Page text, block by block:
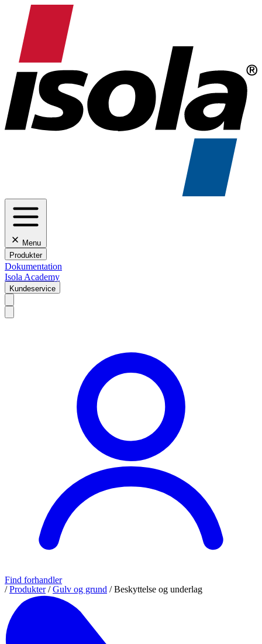
Menu
Produkter
Dokumentation
Isola Academy
Kundeservice
Find forhandler
/ Produkter / Gulv og grund / Beskyttelse og underlag